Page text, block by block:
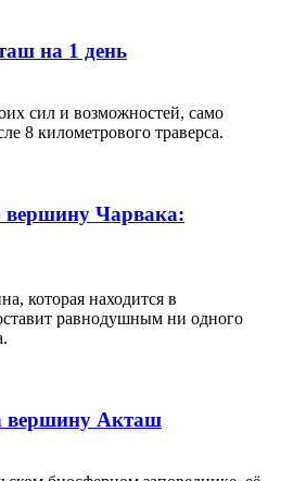
на 1 день
сил и возможностей, само
8 километрового траверса.
вершину Чарвака:
которая находится в
равнодушным ни одного
вершину Акташ